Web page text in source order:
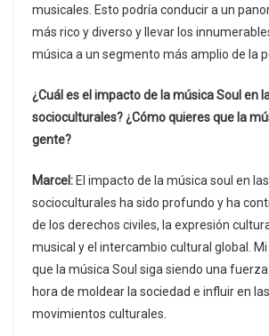
musicales. Esto podría conducir a un
más rico y diverso y llevar los
música a un segmento más amplio de la
¿Cuál es el impacto de la música Soul en
socioculturales? ¿Cómo quieres que la
gente?
Marcel: El impacto de la música soul en
socioculturales ha sido profundo y ha
de los derechos civiles, la expresión
musical y el intercambio cultural global.
que la música Soul siga siendo una
hora de moldear la sociedad e influir en
movimientos culturales.